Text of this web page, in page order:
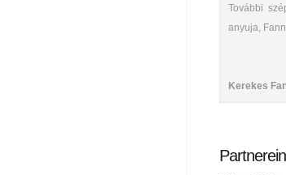
További
anyuja,
Kerekes